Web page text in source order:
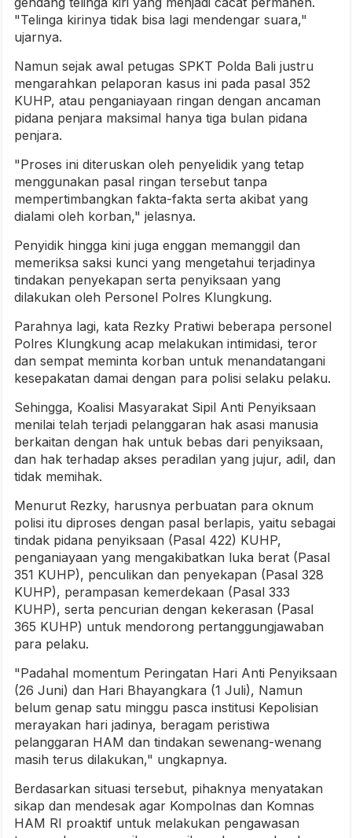
"Telinga kirinya tidak bisa lagi mendengar suara,"
ujarnya.
Namun sejak awal petugas SPKT Polda Bali justru
mengarahkan pelaporan kasus ini pada pasal 352
KUHP, atau penganiayaan ringan dengan ancaman
pidana penjara maksimal hanya tiga bulan pidana
penjara.
"Proses ini diteruskan oleh penyelidik yang tetap
menggunakan pasal ringan tersebut tanpa
mempertimbangkan fakta-fakta serta akibat yang
dialami oleh korban," jelasnya.
Penyidik hingga kini juga enggan memanggil dan
memeriksa saksi kunci yang mengetahui terjadinya
tindakan penyekapan serta penyiksaan yang
dilakukan oleh Personel Polres Klungkung.
Parahnya lagi, kata Rezky Pratiwi beberapa personel
Polres Klungkung acap melakukan intimidasi, teror
dan sempat meminta korban untuk menandatangani
kesepakatan damai dengan para polisi selaku pelaku.
Sehingga, Koalisi Masyarakat Sipil Anti Penyiksaan
menilai telah terjadi pelanggaran hak asasi manusia
berkaitan dengan hak untuk bebas dari penyiksaan,
dan hak terhadap akses peradilan yang jujur, adil, dan
tidak memihak.
Menurut Rezky, harusnya perbuatan para oknum
polisi itu diproses dengan pasal berlapis, yaitu sebagai
tindak pidana penyiksaan (Pasal 422) KUHP,
penganiayaan yang mengakibatkan luka berat (Pasal
351 KUHP), penculikan dan penyekapan (Pasal 328
KUHP), perampasan kemerdekaan (Pasal 333
KUHP), serta pencurian dengan kekerasan (Pasal
365 KUHP) untuk mendorong pertanggungjawaban
para pelaku.
"Padahal momentum Peringatan Hari Anti Penyiksaan
(26 Juni) dan Hari Bhayangkara (1 Juli), Namun
belum genap satu minggu pasca institusi Kepolisian
merayakan hari jadinya, beragam peristiwa
pelanggaran HAM dan tindakan sewenang-wenang
masih terus dilakukan," ungkapnya.
Berdasarkan situasi tersebut, pihaknya menyatakan
sikap dan mendesak agar Kompolnas dan Komnas
HAM RI proaktif untuk melakukan pengawasan